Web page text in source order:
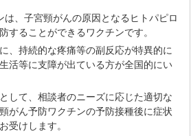
は、子宮頸がんの原因となるヒトパピロ
することができるワクチンです。
、持続的な疼痛等の副反応が特異的に
活等に支障が出ている方が全国的にい
して、相談者のニーズに応じた適切な
がん予防ワクチンの予防接種後に症状
受けします。